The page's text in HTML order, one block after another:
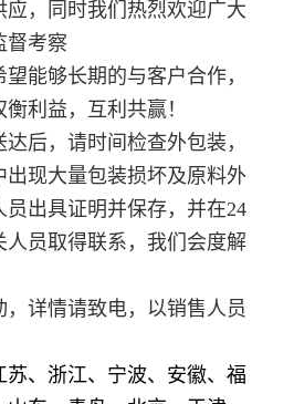
应，同时我们热烈欢迎广大
督考察
能够长期的与客户合作，
利益，互利共赢！
后，请时间检查外包装，
出现大量包装损坏及原料外
员出具证明并保存，并在24
人员取得联系，我们会度解
，详情请致电，以销售人员
苏、浙江、宁波、安徽、福